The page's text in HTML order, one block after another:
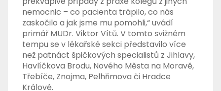
nemocnic – co pacienta trápilo, co nás
zaskočilo a jak jsme mu pomohli,“ uvádí
primář MUDr. Viktor Vítů. V tomto svižném
tempu se v lékařské sekci představilo více
než patnáct špičkových specialistů z Jihlavy,
Havlíčkova Brodu, Nového Města na Moravě,
Třebíče, Znojma, Pelhřimova či Hradce
Králové.